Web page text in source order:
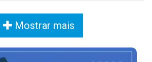
Mostrar mais